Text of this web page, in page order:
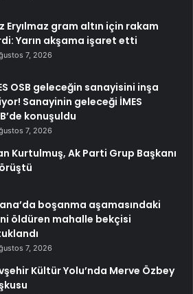
Eryılmaz gram altın için rakam
Yarın akşama işaret etti
7, 2026
OSB geleceğin sanayisini inşa
Sanayinin geleceği İMES
konuşuldu
7, 2026
Kurtulmuş, Ak Parti Grup Başkanı
boşanma aşamasındaki
öldüren mahalle bekçisi
7, 2026
Kültür Yolu’nda Merve Özbey